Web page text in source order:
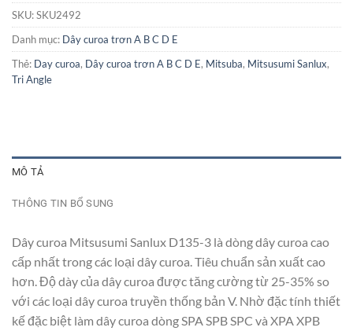
SKU:SKU2492
Danh mục: Dây curoa trơn A B C D E
Thẻ: Day curoa, Dây curoa trơn A B C D E, Mitsuba, Mitsusumi Sanlux,
Tri Angle
MÔ TẢ
THÔNG TIN BỔ SUNG
Dây curoa Mitsusumi Sanlux D135-3 là dòng dây curoa cao
cấp nhất trong các loại dây curoa. Tiêu chuẩn sản xuất cao
hơn. Độ dày của dây curoa được tăng cường từ 25-35% so
với các loại dây curoa truyền thống bản V. Nhờ đặc tính thiết
kế đặc biệt làm dây curoa dòng SPA SPB SPC và XPA XPB